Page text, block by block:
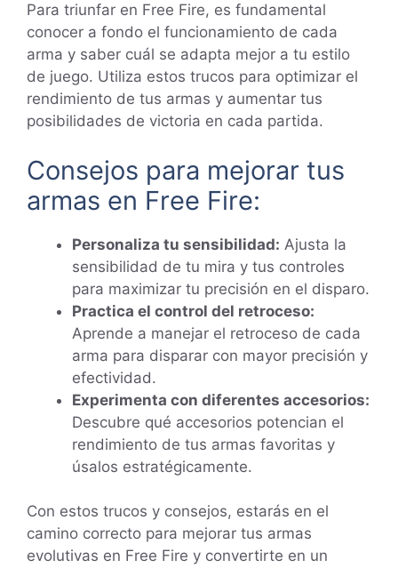
Para triunfar en Free Fire, es fundamental
conocer a fondo el funcionamiento de cada
arma y saber cuál se adapta mejor a tu estilo
de juego. Utiliza estos trucos para optimizar el
rendimiento de tus armas y aumentar tus
posibilidades de victoria en cada partida.
Consejos para mejorar tus
armas en Free Fire:
Personaliza tu sensibilidad: Ajusta la
sensibilidad de tu mira y tus controles
para maximizar tu precisión en el disparo.
Practica el control del retroceso:
Aprende a manejar el retroceso de cada
arma para disparar con mayor precisión y
efectividad.
Experimenta con diferentes accesorios:
Descubre qué accesorios potencian el
rendimiento de tus armas favoritas y
úsalos estratégicamente.
Con estos trucos y consejos, estarás en el
camino correcto para mejorar tus armas
evolutivas en Free Fire y convertirte en un